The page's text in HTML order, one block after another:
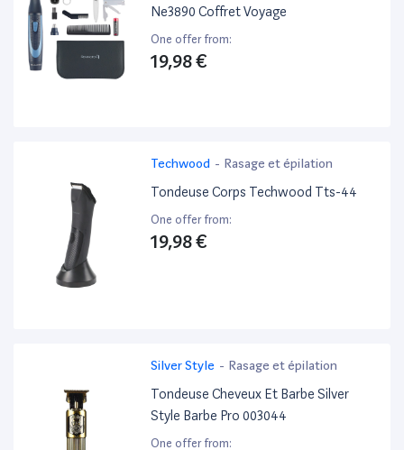
Ne3890 Coffret Voyage
One offer from:
19,98 €
Techwood - Rasage et épilation
Tondeuse Corps Techwood Tts-44
One offer from:
19,98 €
Silver Style - Rasage et épilation
Tondeuse Cheveux Et Barbe Silver
Style Barbe Pro 003044
One offer from: